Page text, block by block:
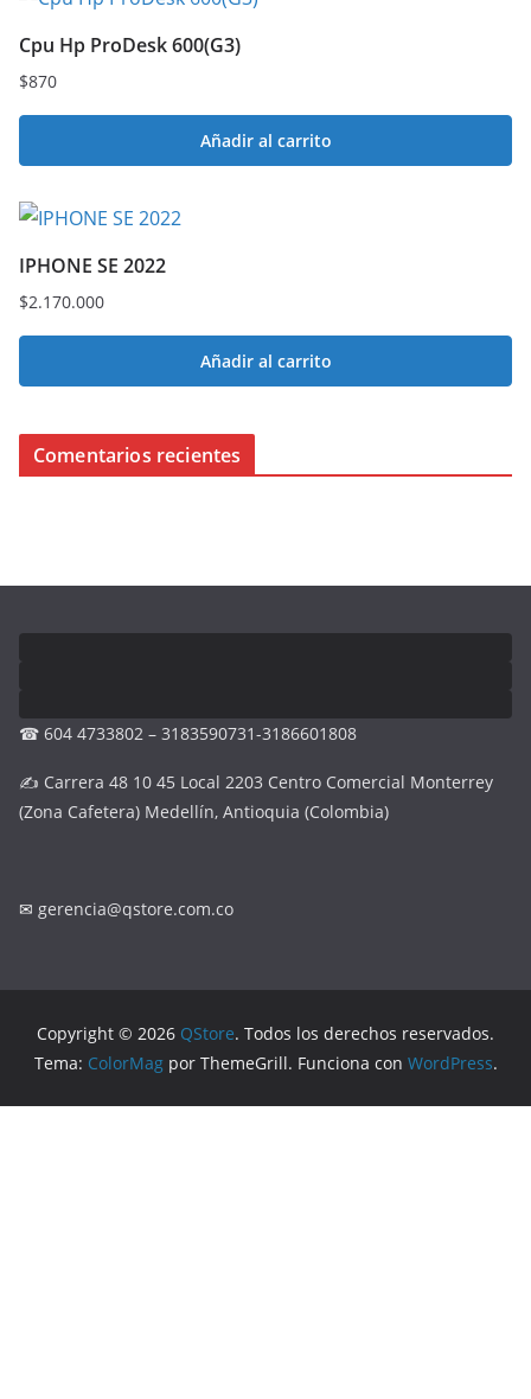
Cpu Hp ProDesk 600(G3)
$870
Añadir al carrito
IPHONE SE 2022
$2.170.000
Añadir al carrito
Comentarios recientes
☎ 604 4733802 – 3183590731-3186601808
✍ Carrera 48 10 45 Local 2203 Centro Comercial Monterrey
(Zona Cafetera) Medellín, Antioquia (Colombia)
✉ gerencia@qstore.com.co
Copyright © 2026 QStore. Todos los derechos reservados.
Tema: ColorMagpor ThemeGrill. Funciona con WordPress.